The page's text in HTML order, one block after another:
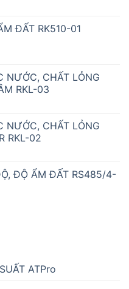
ĐẤT RK510-01
NƯỚC, CHẤT LỎNG
RKL-03
NƯỚC, CHẤT LỎNG
RKL-02
ĐỘ ẨM ĐẤT RS485/4-
ATPro